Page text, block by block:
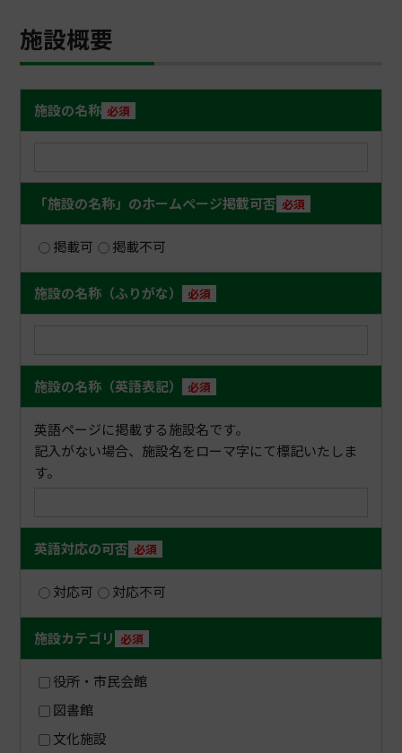
施設概要
施設の名称 必須
「施設の名称」のホームページ掲載可否 必須
掲載可 掲載不可
施設の名称（ふりがな） 必須
施設の名称（英語表記） 必須
英語ページに掲載する施設名です。
記入がない場合、施設名をローマ字にて標記いたしま
す。
英語対応の可否 必須
対応可 対応不可
施設カテゴリ 必須
役所・市民会館
図書館
文化施設